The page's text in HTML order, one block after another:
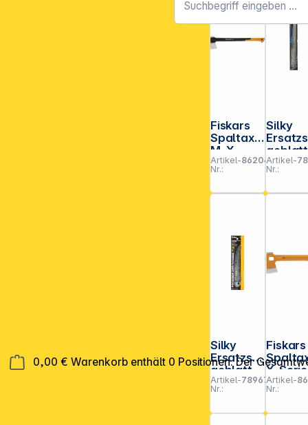
0,00 € Warenkorb enthält 0 Positionen. Der
Fiskars
Spaltaxt
M, X-
series
X28
Artikel-
Nr.:
862045
Silky
geblatt
für
Bigboy
fein
Artikel-
Nr.:
Silky
Ersatzsä
geblatt
für
Pocket
Boy 170-
8 grob
Artikel-
Nr.:
789679
Fiskars
X-
X13
Artikel-
Nr.: